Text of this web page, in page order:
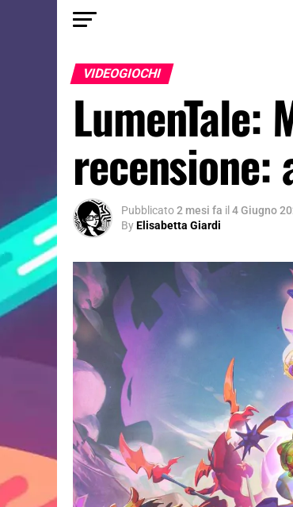
VIDEOGIOCHI
LumenTale:
Pubblicato2 mesi fa il 4 Giugno
ByElisabetta Giardi